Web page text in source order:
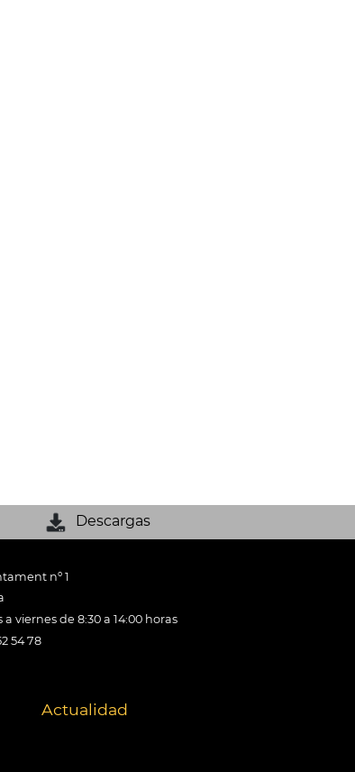
Descargas
nº 1
a viernes de 8:30 a 14:00 horas
54 78
Actualidad